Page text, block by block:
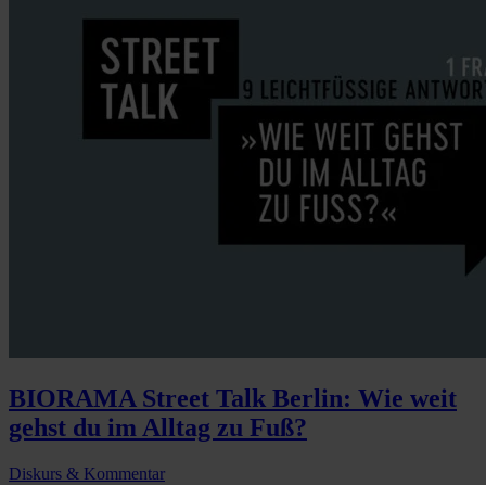
BIORAMA Street Talk Berlin: Wie weit
gehst du im Alltag zu Fuß?
Diskurs & Kommentar